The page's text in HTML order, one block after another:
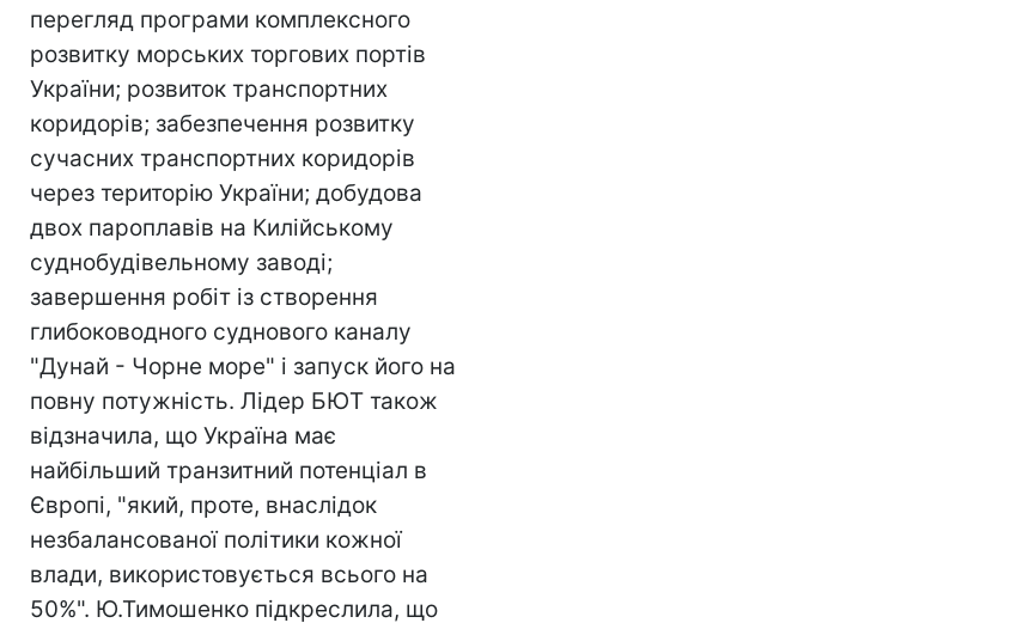
перегляд програми комплексного
розвитку морських торгових портів
України; розвиток транспортних
коридорів; забезпечення розвитку
сучасних транспортних коридорів
через територію України; добудова
двох пароплавів на Килійському
суднобудівельному заводі;
завершення робіт із створення
глибоководного суднового каналу
"Дунай - Чорне море" і запуск його на
повну потужність. Лідер БЮТ також
відзначила, що Україна має
найбільший транзитний потенціал в
Європі, "який, проте, внаслідок
незбалансованої політики кожної
влади, використовується всього на
50%". Ю.Тимошенко підкреслила, що